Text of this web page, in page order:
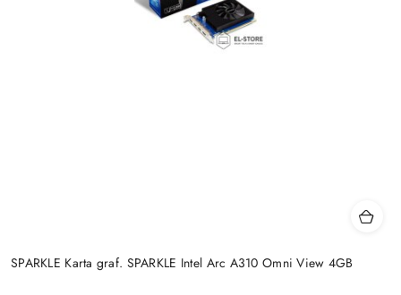
SPARKLE Karta graf. SPARKLE Intel Arc A310 Omni View 4GB